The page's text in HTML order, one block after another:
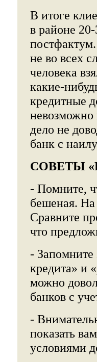
В итоге
в районе
не во всех
человека
какие-
кредитные
невозможно
дело не
банк с
СОВЕТЫ
- Помните,
бешеная. На
Сравните
что
- Запомните
кредита» и
можно
банков с
-
показать
условиями